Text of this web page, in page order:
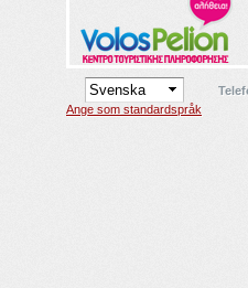
Ange som standardspråk